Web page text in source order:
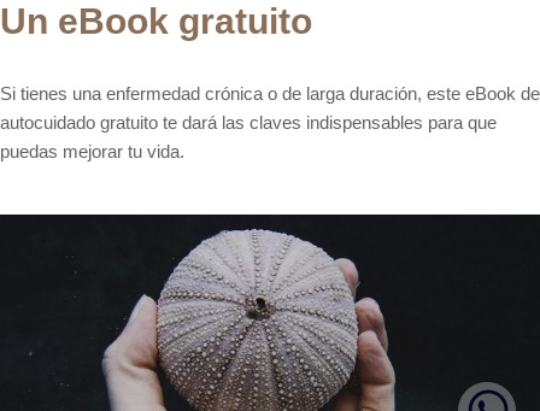
Un eBook gratuito
Si tienes una enfermedad crónica o de larga duración, este eBook de
autocuidado gratuito te dará las claves indispensables para que
puedas mejorar tu vida.